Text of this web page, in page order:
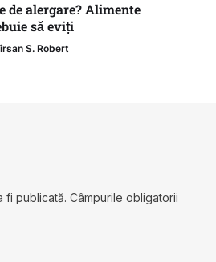
de alergare? Alimente
să eviți
S. Robert
fi publicată. Câmpurile obligatorii